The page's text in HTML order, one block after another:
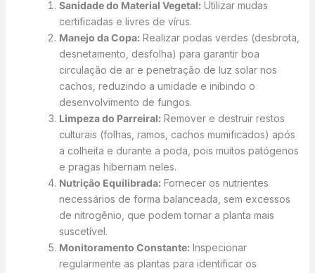
Sanidade do Material Vegetal:Utilizar mudas
certificadas e livres de vírus.
Manejo da Copa:Realizar podas verdes (desbrota,
desnetamento, desfolha) para garantir boa
circulação de ar e penetração de luz solar nos
cachos, reduzindo a umidade e inibindo o
desenvolvimento de fungos.
Limpeza do Parreiral:Remover e destruir restos
culturais (folhas, ramos, cachos mumificados) após
a colheita e durante a poda, pois muitos patógenos
e pragas hibernam neles.
Nutrição Equilibrada:Fornecer os nutrientes
necessários de forma balanceada, sem excessos
de nitrogênio, que podem tornar a planta mais
suscetível.
Monitoramento Constante:Inspecionar
regularmente as plantas para identificar os